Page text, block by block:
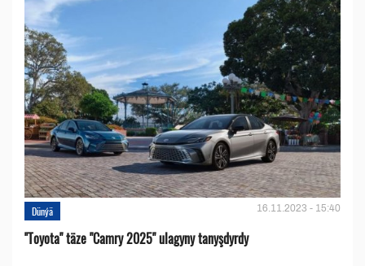
Dünýä 16.11.2023 - 15:40
''Toyota" täze "Camry 2025" ulagyny tanyşdyrdy